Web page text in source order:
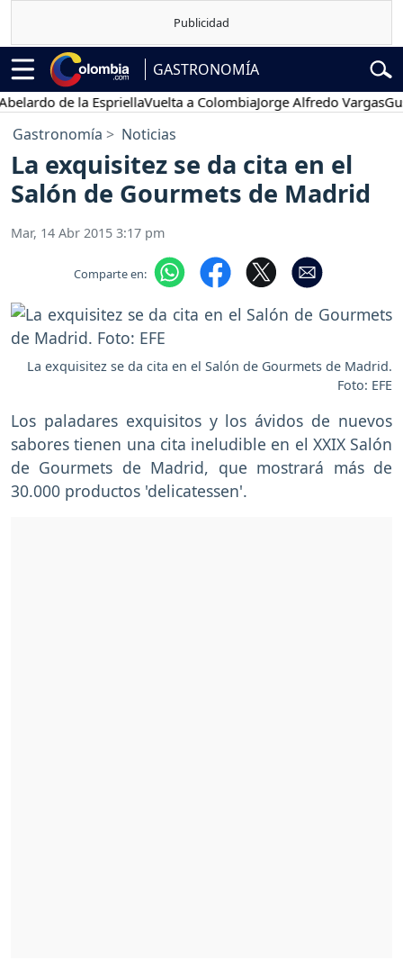
GASTRONOMÍA
de la EspriellaVuelta a ColombiaJorge Alfredo Vargas
Gastronomía Noticias
La exquisitez se da cita en el
Salón de Gourmets de Madrid
Mar, 14 Abr 2015 3:17 pm
Comparte en:
La exquisitez se da cita en el Salón de Gourmets de Madrid.
Foto: EFE
Los paladares exquisitos y los ávidos de nuevos
sabores tienen una cita ineludible en el XXIX Salón
de Gourmets de Madrid, que mostrará más de
30.000 productos 'delicatessen'.